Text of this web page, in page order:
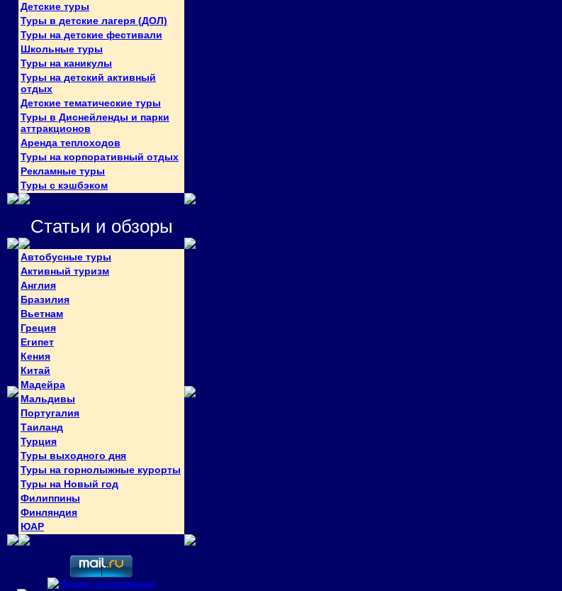
Детские туры
Туры в детские лагеря (ДОЛ)
Туры на детские фестивали
Школьные туры
Туры на каникулы
Туры на детский активный
отдых
Детские тематические туры
Туры в Диснейленды и парки
аттракционов
Аренда теплоходов
Туры на корпоративный отдых
Рекламные туры
Туры с кэшбэком
Статьи и обзоры
Автобусные туры
Активный туризм
Англия
Бразилия
Вьетнам
Греция
Египет
Кения
Китай
Мадейра
Мальдивы
Португалия
Таиланд
Турция
Туры выходного дня
Туры на горнолыжные курорты
Туры на Новый год
Филиппины
Финляндия
ЮАР